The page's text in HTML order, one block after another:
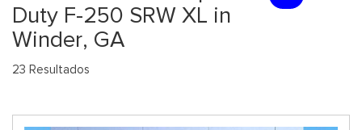
Duty F-250 SRW XL in
Winder, GA
23 Resultados